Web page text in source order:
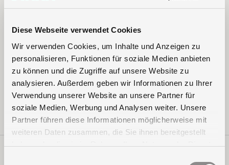
Diese Webseite verwendet Cookies
Wir verwenden Cookies, um Inhalte und Anzeigen zu
personalisieren, Funktionen für soziale Medien anbieten
zu können und die Zugriffe auf unsere Website zu
analysieren. Außerdem geben wir Informationen zu Ihrer
Verwendung unserer Website an unsere Partner für
soziale Medien, Werbung und Analysen weiter. Unsere
Partner führen diese Informationen möglicherweise mit
weiteren Daten zusammen, die Sie ihnen bereitgestellt
haben oder die sie im Rahmen Ihrer Nutzung der Dienste
2019 (2)
2018
2016 (10)
2015